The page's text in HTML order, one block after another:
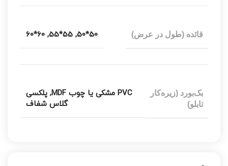
قائده (طول در عرض) 50*50
,
55*55
,
60*60
بک‌بورد (زیره‌کار
تابلو)
PVC مشکی یا چوب MDF , پلکسی
گلاس شفاف